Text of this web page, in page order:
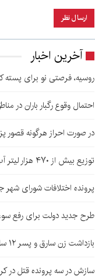
آخرین اخبار
روسیه، فرصتی نو برای پسته
احتمال وقوع رگبار باران در
در صورت احراز هرگونه قصور
توزیع بیش از ۴۷۰ هزار لیتر آب میان عزاداران جامانده اربعین در کرمان
پرونده اختلافات شورای
طرح جدید دولت برای رفع
بازداشت زن سارق و پسر ۱۲ ساله‌اش در کرمان
سازش در سه پرونده قتل در